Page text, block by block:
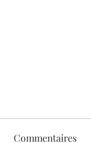
Commentaires